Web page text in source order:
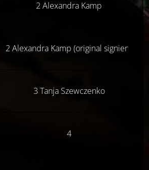
2 Alexandra Kamp
2 Alexandra Kamp (original signiert)
3 Tanja Szewczenko
4